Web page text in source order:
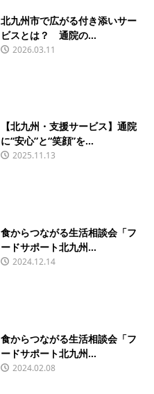
北九州市で広がる付き添いサー
ビスとは？ 通院の...
2026.03.11
【北九州・支援サービス】通院
に“安心”と“笑顔”を...
2025.11.13
食からつながる生活相談会「フ
ードサポート北九州...
2024.12.14
食からつながる生活相談会「フ
ードサポート北九州...
2024.02.08